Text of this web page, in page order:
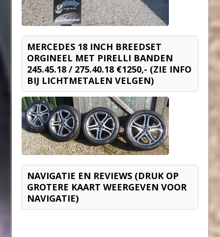
MERCEDES 18 INCH BREEDSET
ORGINEEL MET PIRELLI BANDEN
245.45.18 / 275.40.18 €1250,- (ZIE INFO
BIJ LICHTMETALEN VELGEN)
NAVIGATIE EN REVIEWS (DRUK OP
GROTERE KAART WEERGEVEN VOOR
NAVIGATIE)